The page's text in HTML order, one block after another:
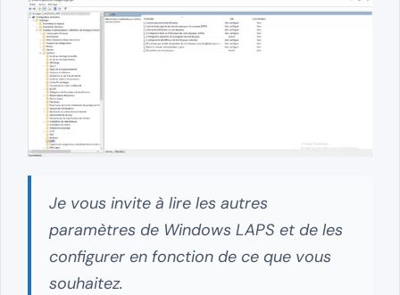
Je vous invite à lire les autres
paramètres de Windows LAPS et de les
configurer en fonction de ce que vous
souhaitez.